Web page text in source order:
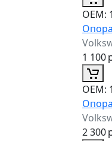
ОЕМ:
1 100
ОЕМ:
2 300